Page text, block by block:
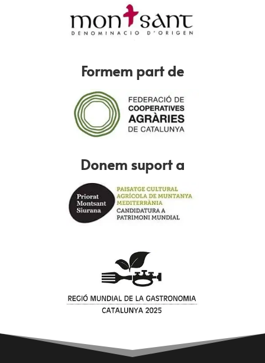
Formem part de
Donem suport a